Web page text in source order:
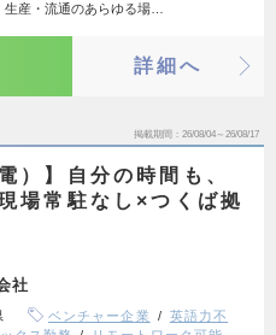
産・流通のあらゆる場…
詳細へ
掲載期間 26/08/04～26/08/17
）】自分の時間も、
場常駐なし×つくば拠
社
ベンチャー企業
英語力不